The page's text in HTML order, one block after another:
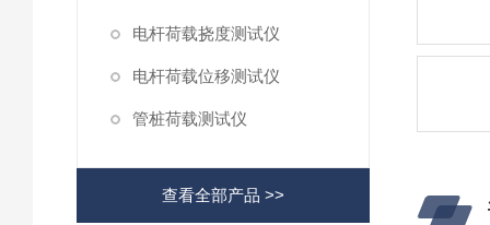
电杆荷载挠度测试仪
电杆荷载位移测试仪
管桩荷载测试仪
查看全部产品 >>